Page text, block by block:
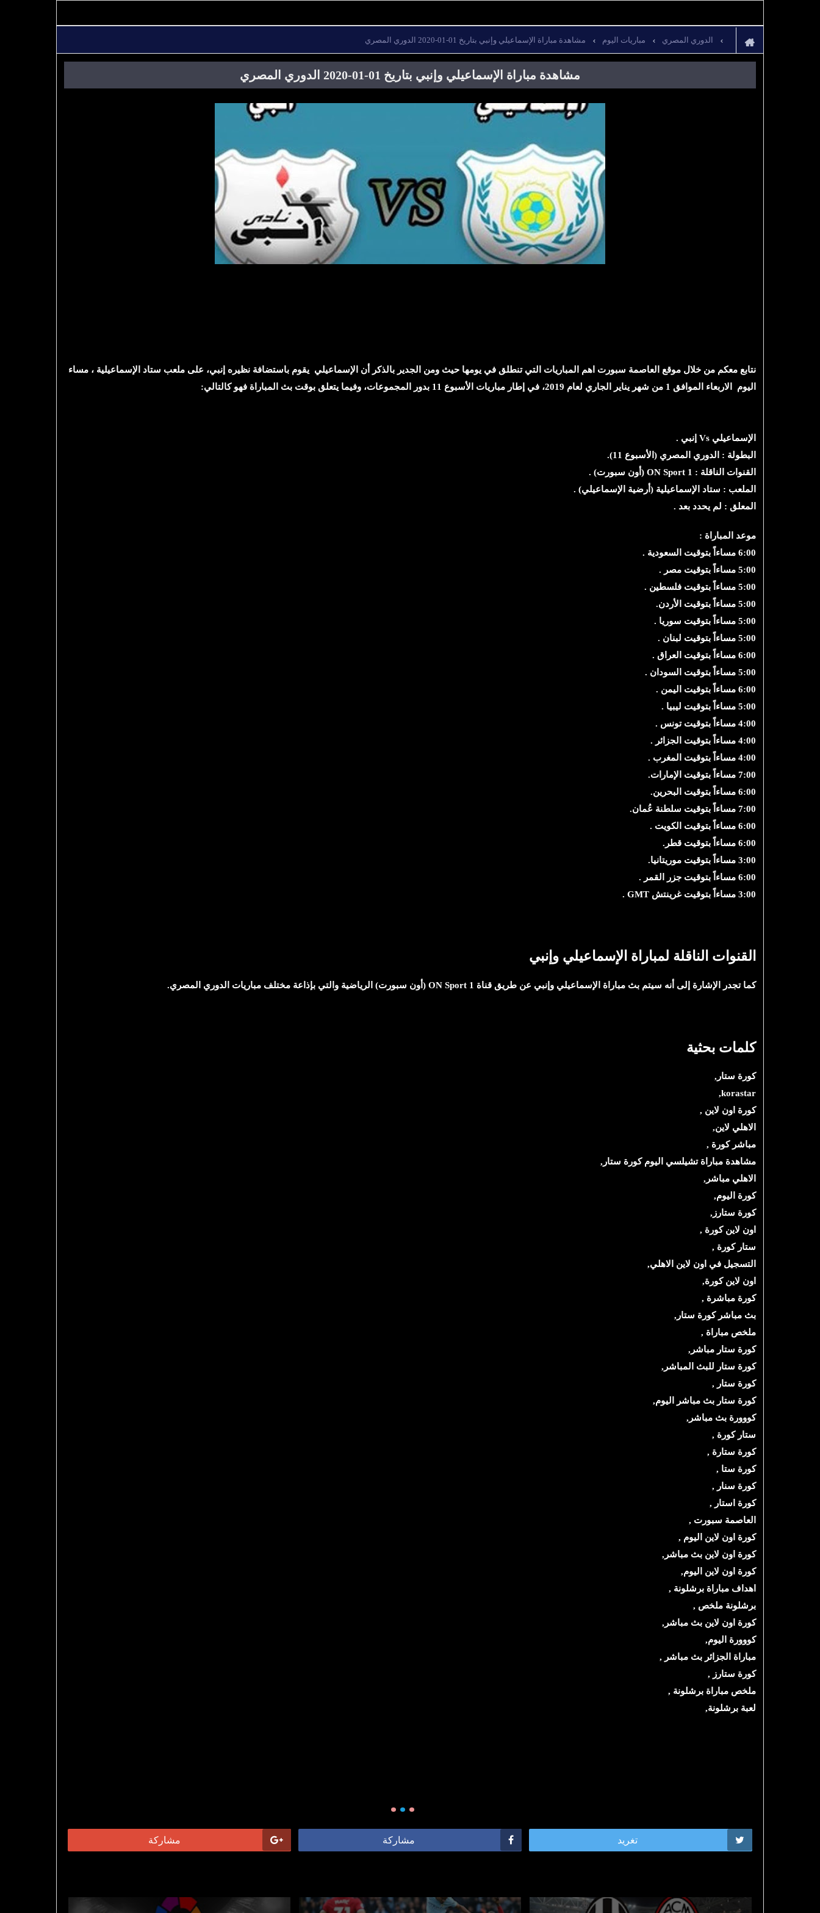
الدوري المصري مباريات اليوم مشاهدة مباراة الإسماعيلي وإنبي بتاريخ 01-01-2020 الدوري المصري
مشاهدة مباراة الإسماعيلي وإنبي بتاريخ 01-01-2020 الدوري المصري
نتابع معكم من خلال موقع العاصمة سبورت اهم المباريات التي تنطلق في يومها حيث ومن الجدير بالذكر أن الإسماعيلي يقوم باستضافة نظيره إنبي، على ملعب ستاد الإسماعيلية ، مساء
اليوم الاربعاء الموافق 1 من شهر يناير الجاري لعام 2019، في إطار مباريات الأسبوع 11 بدور المجموعات، وفيما يتعلق بوقت بث المباراة فهو كالتالي:
الإسماعيلي Vs إنبي .
البطولة : الدوري المصري (الأسبوع 11).
القنوات الناقلة : ON Sport 1 (أون سبورت) .
الملعب : ستاد الإسماعيلية (أرضية الإسماعيلي) .
المعلق : لم يحدد بعد .
موعد المباراة :
6:00 مساءاً بتوقيت السعودية .
5:00 مساءاً بتوقيت مصر .
5:00 مساءاً بتوقيت فلسطين .
5:00 مساءاً بتوقيت الأردن.
5:00 مساءاً بتوقيت سوريا .
5:00 مساءاً بتوقيت لبنان .
6:00 مساءاً بتوقيت العراق .
5:00 مساءاً بتوقيت السودان .
6:00 مساءاً بتوقيت اليمن .
5:00 مساءاً بتوقيت ليبيا .
4:00 مساءاً بتوقيت تونس .
4:00 مساءاً بتوقيت الجزائر .
4:00 مساءاً بتوقيت المغرب .
7:00 مساءاً بتوقيت الإمارات.
6:00 مساءاً بتوقيت البحرين.
7:00 مساءاً بتوقيت سلطنة عُمان.
6:00 مساءاً بتوقيت الكويت .
6:00 مساءاً بتوقيت قطر.
3:00 مساءاً بتوقيت موريتانيا.
6:00 مساءاً بتوقيت جزر القمر .
3:00 مساءاً بتوقيت غرينتش GMT .
القنوات الناقلة لمباراة الإسماعيلي وإنبي
كما تجدر الإشارة إلى أنه سيتم بث مباراة الإسماعيلي وإنبي عن طريق قناة ON Sport 1 (أون سبورت) الرياضية والتي بإذاعة مختلف مباريات الدوري المصري.
كلمات بحثية
كورة ستار,
korastar,
كورة اون لاين ,
الاهلي لاين,
مباشر كورة ,
مشاهدة مباراة تشيلسي اليوم كورة ستار,
الاهلي مباشر,
كورة اليوم,
كورة ستارز,
اون لاين كورة ,
ستار كورة ,
التسجيل في اون لاين الاهلي,
اون لاين كورة,
كورة مباشرة ,
بث مباشر كورة ستار,
ملخص مباراة ,
كورة ستار مباشر,
كورة ستار للبث المباشر,
كورة ستار ,
كورة ستار بث مباشر اليوم,
كووورة بث مباشر,
ستار كورة ,
كورة ستارة ,
كورة ستا ,
كورة سنار ,
كورة استار ,
العاصمة سبورت ,
كورة اون لاين اليوم ,
كورة اون لاين بث مباشر,
كورة اون لاين اليوم,
اهداف مباراة برشلونة ,
برشلونة ملخص ,
كورة اون لاين بث مباشر,
كووورة اليوم,
مباراة الجزائر بث مباشر ,
كورة ستارز ,
ملخص مباراة برشلونة ,
لعبة برشلونة,
تغريد مشاركة مشاركة